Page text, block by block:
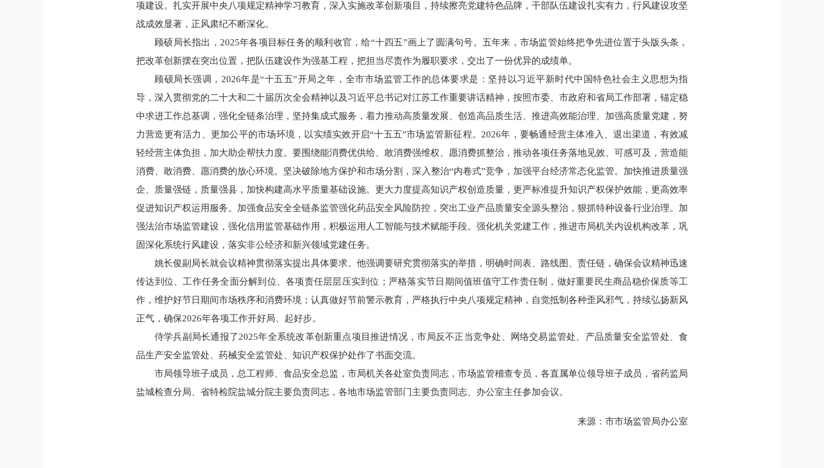
项建设。扎实开展中央八项规定精神学习教育，深入实施改革创新项目，持续擦亮党建特色品牌，干部队伍建设扎实有力，行风建设攻坚
战成效显著，正风肃纪不断深化。
顾硕局长指出，2025年各项目标任务的顺利收官，给“十四五”画上了圆满句号。五年来，市场监管始终把争先进位置于头版头条，
把改革创新摆在突出位置，把队伍建设作为强基工程，把担当尽责作为履职要求，交出了一份优异的成绩单。
顾硕局长强调，2026年是“十五五”开局之年，全市市场监管工作的总体要求是：坚持以习近平新时代中国特色社会主义思想为指
导，深入贯彻党的二十大和二十届历次全会精神以及习近平总书记对江苏工作重要讲话精神，按照市委、市政府和省局工作部署，锚定稳
中求进工作总基调，强化全链条治理，坚持集成式服务，着力推动高质量发展、创造高品质生活、推进高效能治理、加强高质量党建，努
力营造更有活力、更加公平的市场环境，以实绩实效开启“十五五”市场监管新征程。2026年，要畅通经营主体准入、退出渠道，有效减
轻经营主体负担，加大助企帮扶力度。要围绕能消费优供给、敢消费强维权、愿消费抓整治，推动各项任务落地见效、可感可及，营造能
消费、敢消费、愿消费的放心环境。坚决破除地方保护和市场分割，深入整治“内卷式”竞争，加强平台经济常态化监管。加快推进质量强
企、质量强链，质量强县，加快构建高水平质量基础设施。更大力度提高知识产权创造质量，更严标准提升知识产权保护效能，更高效率
促进知识产权运用服务。加强食品安全全链条监管强化药品安全风险防控，突出工业产品质量安全源头整治，狠抓特种设备行业治理。加
强法治市场监管建设，强化信用监管基础作用，积极运用人工智能与技术赋能手段。强化机关党建工作，推进市局机关内设机构改革，巩
固深化系统行风建设，落实非公经济和新兴领域党建任务。
姚长俊副局长就会议精神贯彻落实提出具体要求。他强调要研究贯彻落实的举措，明确时间表、路线图、责任链，确保会议精神迅速
传达到位、工作任务全面分解到位、各项责任层层压实到位；严格落实节日期间值班值守工作责任制，做好重要民生商品稳价保质等工
作，维护好节日期间市场秩序和消费环境；认真做好节前警示教育，严格执行中央八项规定精神，自觉抵制各种歪风邪气，持续弘扬新风
正气，确保2026年各项工作开好局、起好步。
侍学兵副局长通报了2025年全系统改革创新重点项目推进情况，市局反不正当竞争处、网络交易监管处、产品质量安全监管处、食
品生产安全监管处、药械安全监管处、知识产权保护处作了书面交流。
市局领导班子成员，总工程师、食品安全总监，市局机关各处室负责同志，市场监管稽查专员，各直属单位领导班子成员，省药监局
盐城检查分局、省特检院盐城分院主要负责同志，各地市场监管部门主要负责同志、办公室主任参加会议。
来源： 市市场监管局办公室